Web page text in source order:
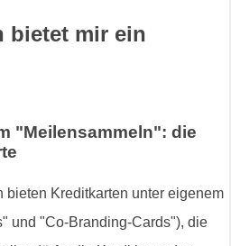
bietet mir ein
"Meilensammeln": die
bieten Kreditkarten unter eigenem
und "Co-Branding-Cards"), die